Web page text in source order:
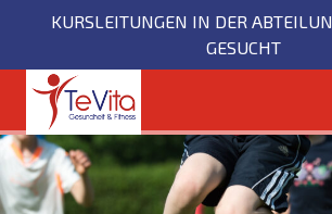
Inhalt
KURSLEITUNGEN IN DER
GESUCHT